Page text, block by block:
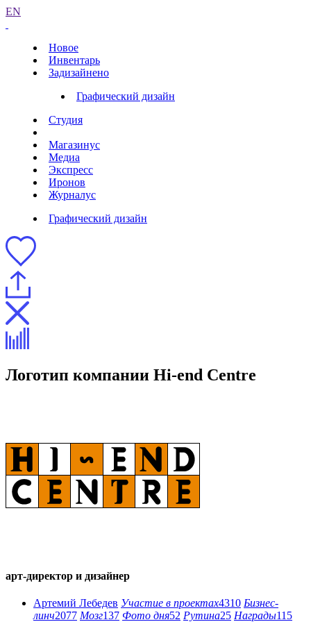
EN
Новое
Инвентарь
Задизайнено
Графический дизайн
Студия
Магазинус
Медиа
Экспресс
Иронов
Журналус
Графический дизайн
Логотип компании Hi-end Centre
арт-директор и дизайнер
Артемий Лебедев Участие в проектах4310 Бизнес-
линч2077 Мозг137 Фото дня52 Рутина25 Награды115